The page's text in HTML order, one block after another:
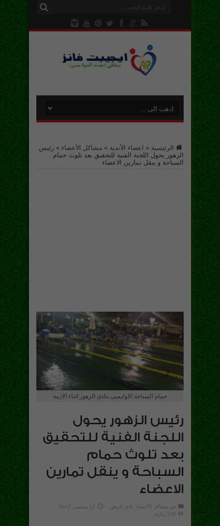
الرئيسية » اعضاء الأندية » مشاكل الأعضاء » رئيس
الزهور يحول اللجنة الفنية للتحقيق بعد تلوث حمام
السباحة و ينقل تمارين الاعضاء
حمام السباحة الاوليمبى بنادى الزهور اثناء الازمة
رئيس الزهور يحول
اللجنة الفنية للتحقيق
بعد تلوث حمام
السباحة و ينقل تمارين
الاعضاء
في مشاكل الأعضاء نادى الزهور
12 سبتمبر، 2017
150 زيارة